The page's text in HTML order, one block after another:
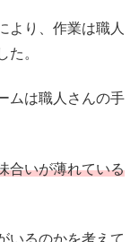
より、作業は職人
た。
ムは職人さんの手
合いが薄れている
いるのかを考えて